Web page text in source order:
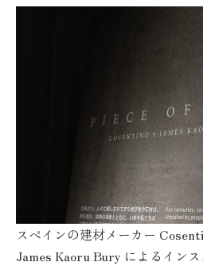
スペインの建材メーカー
James Kaoru Bury によるイン